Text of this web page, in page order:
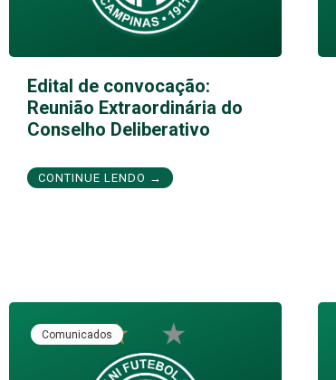
Edital de convocação:
Reunião Extraordinária do
Conselho Deliberativo
CONTINUE LENDO →
Comunicados